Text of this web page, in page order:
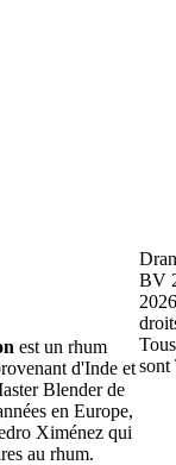
est un rhum
d'Inde et
Blender de
en Europe,
Ximénez qui
au rhum.
BV